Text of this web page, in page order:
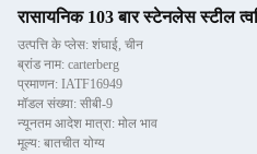
रासायनिक 103 बार स्टेनलेस स्टील
उत्पत्ति के प्लेस: शंघाई, चीन
ब्रांड नाम: carterberg
प्रमाणन: IATF16949
मॉडल संख्या: सीबी-9
न्यूनतम आदेश मात्रा: मोल भाव
मूल्य: बातचीत योग्य